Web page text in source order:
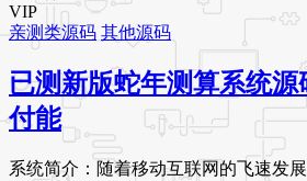
VIP
亲测类源码 其他源码
已测新版蛇年测算系统
付能
系统简介：随着移动互联网的飞速发